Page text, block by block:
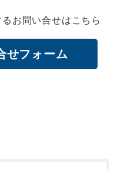
お問い合せはこちら
せフォーム